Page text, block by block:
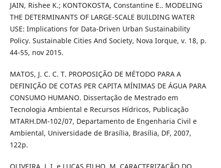
JAIN, Rishee K.; KONTOKOSTA, Constantine E.. MODELING
THE DETERMINANTS OF LARGE-SCALE BUILDING WATER
USE: Implications for Data-Driven Urban Sustainability
Policy. Sustainable Cities And Society, Nova Iorque, v. 18, p.
44-55, nov 2015.
MATOS, J. C. C. T. PROPOSIÇÃO DE MÉTODO PARA A
DEFINIÇÃO DE COTAS PER CAPITA MÍNIMAS DE ÁGUA PARA
CONSUMO HUMANO. Dissertação de Mestrado em
Tecnologia Ambiental e Recursos Hídricos, Publicação
MTARH.DM-102/07, Departamento de Engenharia Civil e
Ambiental, Universidade de Brasília, Brasília, DF, 2007,
122p.